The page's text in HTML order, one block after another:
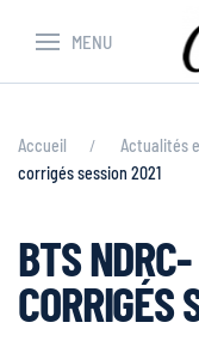
MENU
Accueil Actualités
corrigés session 2021
BTS
CORRIGÉS